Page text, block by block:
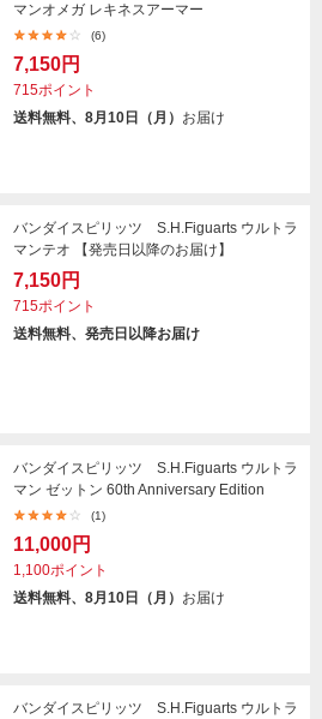
マンオメガ レキネスアーマー
(6)
7,150円
715ポイント
送料無料、8月10日（月） お届け
バンダイスピリッツ S.H.Figuarts ウルトラ
マンテオ 【発売日以降のお届け】
7,150円
715ポイント
送料無料、発売日以降お届け
バンダイスピリッツ S.H.Figuarts ウルトラ
マン ゼットン 60th Anniversary Edition
(1)
11,000円
1,100ポイント
送料無料、8月10日（月） お届け
バンダイスピリッツ S.H.Figuarts ウルトラ